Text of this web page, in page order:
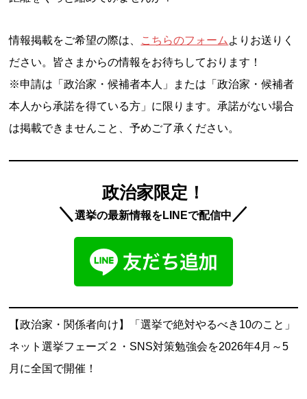
情報掲載をご希望の際は、 こちらのフォーム よりお送りく
ださい。皆さまからの情報をお待ちしております！
※申請は「政治家・候補者本人」または「政治家・候補者
本人から承諾を得ている方」に限ります。承諾がない場合
は掲載できませんこと、予めご了承ください。
政治家限定！
＼選挙の最新情報をLINEで配信中 ／
【政治家・関係者向け】「選挙で絶対やるべき10のこと」
ネット選挙フェーズ２・SNS対策勉強会を2026年4月～5
月に全国で開催！